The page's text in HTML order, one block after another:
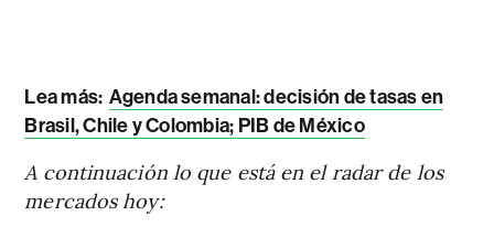
Lea más: Agenda semanal: decisión de tasas en
Brasil, Chile y Colombia; PIB de México
A continuación lo que está en el radar de los
mercados hoy: